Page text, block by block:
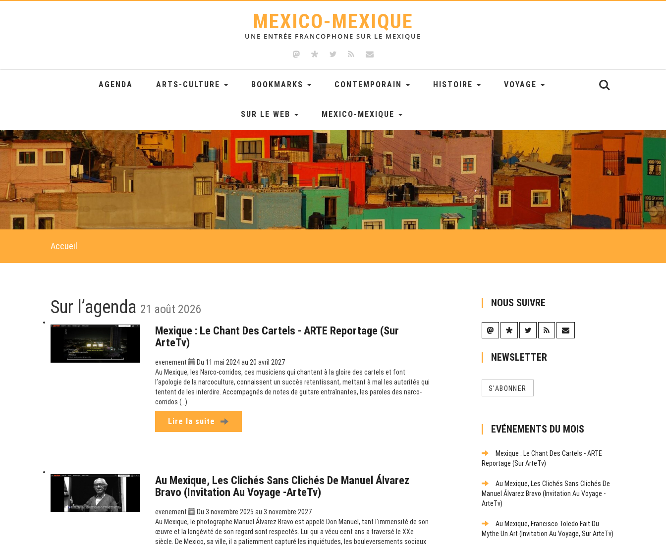
MEXICO-MEXIQUE
UNE ENTRÉE FRANCOPHONE SUR LE MEXIQUE
AGENDA ARTS-CULTURE BOOKMARKS CONTEMPORAIN HISTOIRE VOYAGE
SUR LE WEB MEXICO-MEXIQUE
Accueil
Sur l’agenda 21 août 2026
Mexique : Le Chant Des Cartels - ARTE Reportage (sur
ArteTv)
evenement
Du 11 mai 2024 au 20 avril 2027
Au Mexique, les Narco-corridos, ces musiciens qui chantent à la gloire des cartels et font
l’apologie de la narcoculture, connaissent un succès retentissant, mettant à mal les autorités qui
tentent de les interdire. Accompagnés de notes de guitare entraînantes, les paroles des narco-
corridos (…)
Lire la suite
Au Mexique, Les Clichés Sans Clichés De Manuel Álvarez
Bravo (Invitation Au Voyage -ArteTv)
evenement
Du 3 novembre 2025 au 3 novembre 2027
Au Mexique, le photographe Manuel Álvarez Bravo est appelé Don Manuel, tant l’immensité de son
œuvre et la longévité de son regard sont respectés. Lui qui a vécu cent ans a traversé le XXe
siècle. De Mexico, sa ville, il a patiemment capturé les inquiétudes, les bouleversements sociaux
NOUS SUIVRE
NEWSLETTER
S'ABONNER
EVÉNEMENTS DU MOIS
Mexique : Le Chant Des Cartels - ARTE
Reportage (sur ArteTv)
Au Mexique, Les Clichés Sans Clichés De
Manuel Álvarez Bravo (Invitation Au Voyage -
ArteTv)
Au Mexique, Francisco Toledo Fait Du
Mythe Un Art (Invitation Au Voyage, Sur ArteTv)